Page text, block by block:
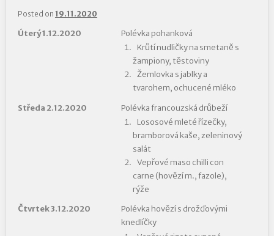
Posted on 19.11.2020
Úterý 1.12.2020
Polévka pohanková
Krůtí nudličky na smetaně s
žampiony, těstoviny
Žemlovka s jablky a
tvarohem, ochucené mléko
Středa 2.12.2020
Polévka francouzská drůbeží
Lososové mleté řízečky,
bramborová kaše, zeleninový
salát
Vepřové maso chilli con
carne (hovězí m., fazole),
rýže
Čtvrtek 3.12.2020
Polévka hovězí s drožďovými
knedlíčky